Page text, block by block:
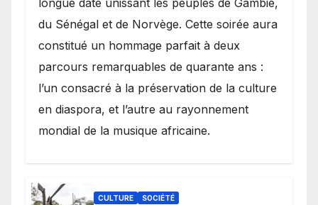
longue date unissant les peuples de Gambie,
du Sénégal et de Norvège. Cette soirée aura
constitué un hommage parfait à deux
parcours remarquables de quarante ans :
l’un consacré à la préservation de la culture
en diaspora, et l’autre au rayonnement
mondial de la musique africaine.
CULTURE SOCIÉTÉ